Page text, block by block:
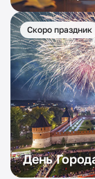
Скоро праздник
День